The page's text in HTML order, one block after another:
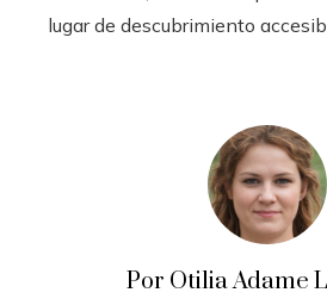
lugar de descubrimiento
Por Otilia Adame